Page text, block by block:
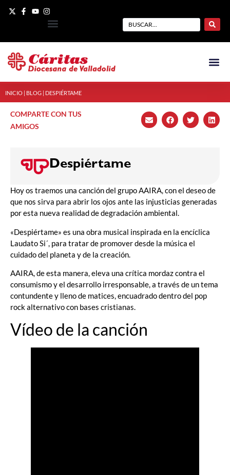
INICIO BLOG DESPIÉRTAME
COMPARTE CON TUS
AMIGOS
Despiértame
Hoy os traemos una canción del grupo AAIRA, con el deseo de
que nos sirva para abrir los ojos ante las injusticias generadas
por esta nueva realidad de degradación ambiental.
«Despiértame» es una obra musical inspirada en la encíclica
Laudato Si´, para tratar de promover desde la música el
cuidado del planeta y de la creación.
AAIRA, de esta manera, eleva una crítica mordaz contra el
consumismo y el desarrollo irresponsable, a través de un tema
contundente y lleno de matices, encuadrado dentro del pop
rock alternativo con bases cristianas.
Vídeo de la canción